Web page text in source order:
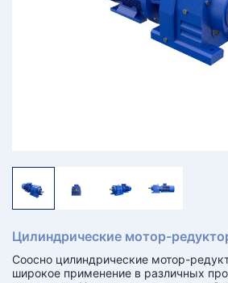
Цилиндрические мотор-
Соосно цилиндрические мотор-
широкое применение в различных